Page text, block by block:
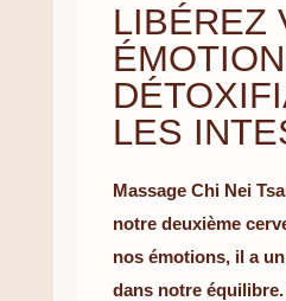
LIBÉREZ
LES
Massage Chi Nei
notre deuxième
nos émotions, il a
dans notre